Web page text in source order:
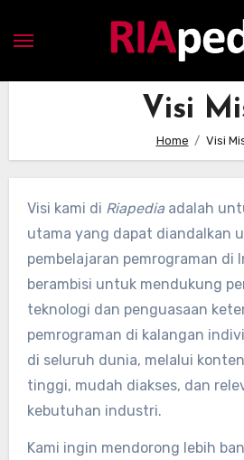
Visi
Home Visi
Visi kami di Riapediaadalah
utama yang dapat diandalkan
pembelajaran pemrograman di
berambisi untuk mendukung
teknologi dan penguasaan
pemrograman di kalangan
di seluruh dunia, melalui
tinggi, mudah diakses, dan
kebutuhan industri.
Kami ingin mendorong lebih